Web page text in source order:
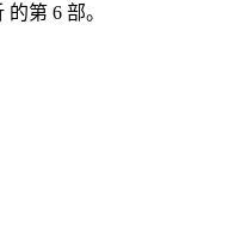
的第 6 部。